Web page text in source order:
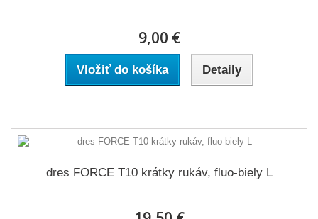
9,00 €
Vložiť do košíka Detaily
dres FORCE T10 krátky rukáv, fluo-biely L